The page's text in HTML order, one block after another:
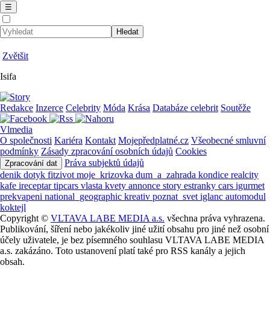
☰
Zvětšit
Isifa
Redakce Inzerce Celebrity Móda Krása Databáze celebrit Soutěže
Vlmedia
O společnosti Kariéra Kontakt Mojepředplatné.cz Všeobecné smluvní
podmínky Zásady zpracování osobních údajů Cookies
Zpracování dat
Práva subjektů údajů
denik dotyk fitzivot moje_krizovka dum_a_zahrada kondice realcity
kafe ireceptartipcars vlasta kvety annonce story estranky cars igurmet
prekvapeni national_geographic kreativ poznat_svet iglanc automodul
koktejl
Copyright © VLTAVA LABE MEDIA a.s. všechna práva vyhrazena.
Publikování, šíření nebo jakékoliv jiné užití obsahu pro jiné než osobní
účely uživatele, je bez písemného souhlasu VLTAVA LABE MEDIA
a.s. zakázáno. Toto ustanovení platí také pro RSS kanály a jejich
obsah.